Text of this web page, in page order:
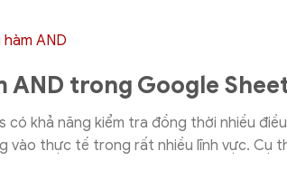
AND trong Google
có khả năng kiểm tra đồng thời nhiều
vào thực tế trong rất nhiều lĩnh vực. Cụ